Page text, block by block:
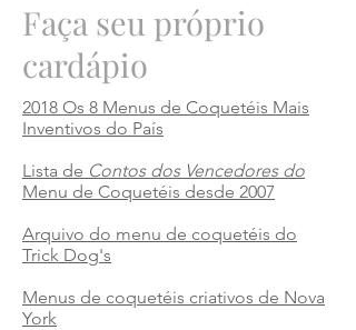
Faça seu próprio
cardápio
2018 Os 8 Menus de Coquetéis Mais
Inventivos do País
Lista de Contos dos Vencedores do
Menu de Coquetéis desde 2007
Arquivo do menu de coquetéis do
Trick Dog's
Menus de coquetéis criativos de Nova
York